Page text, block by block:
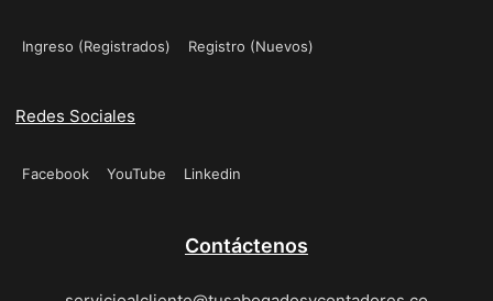
Ingreso (Registrados) Registro (Nuevos)
Redes Sociales
Facebook YouTube Linkedin
Contáctenos